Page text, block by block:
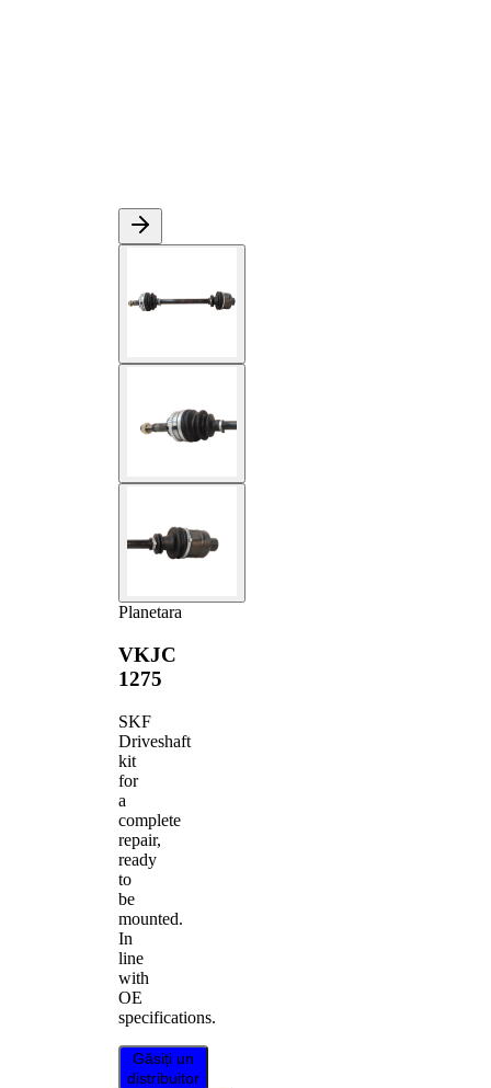
Planetara
VKJC
1275
SKF
Driveshaft
kit
for
a
complete
repair,
ready
to
be
mounted.
In
line
with
OE
specifications.
Găsiți un
distribuitor